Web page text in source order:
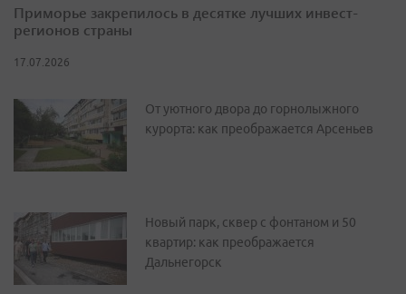
Приморье закрепилось в десятке лучших инвест-
регионов страны
17.07.2026
От уютного двора до горнолыжного
курорта: как преображается Арсеньев
Новый парк, сквер с фонтаном и 50
квартир: как преображается
Дальнегорск